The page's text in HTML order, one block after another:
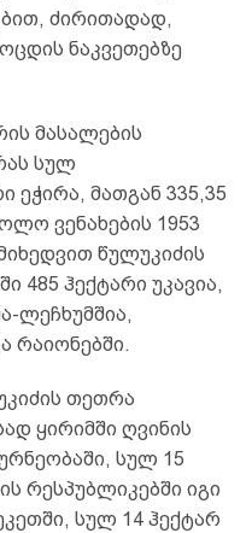
ძირითადად,
ნაკვეთებზე
მასალების
სულ
ეჭირა, მათგან 335,35
ვენახების 1953
წულუკიძის
485 ჰექტარი უკავია,
ლეჩხუმშია,
რაიონებში.
თეთრა
ყირიმში ღვინის
სულ 15
რესპუბლიკებში იგი
სულ 14 ჰექტარ